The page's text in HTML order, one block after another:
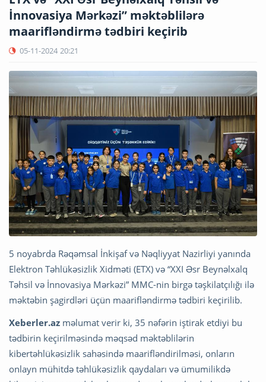
İnnovasiya Mərkəzi” məktəblilərə
maarifləndirmə tədbiri keçirib
05-11-2024 20:21
5 noyabrda Rəqəmsal İnkişaf və Nəqliyyat Nazirliyi yanında
Elektron Təhlükəsizlik Xidməti (ETX) və “XXI Əsr Beynəlxalq
Təhsil və İnnovasiya Mərkəzi” MMC-nin birgə təşkilatçılığı ilə
məktəbin şagirdləri üçün maarifləndirmə tədbiri keçirilib.
Xeberler.az məlumat verir ki, 35 nəfərin iştirak etdiyi bu
tədbirin keçirilməsində məqsəd məktəblilərin
kibertəhlükəsizlik sahəsində maarifləndirilməsi, onların
onlayn mühitdə təhlükəsizlik qaydaları və ümumilikdə